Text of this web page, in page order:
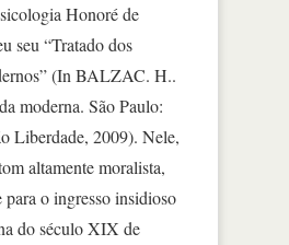
Honoré de
seu “Tratado dos
(In BALZAC. H..
moderna. São Paulo:
Liberdade, 2009). Nele,
altamente moralista,
para o ingresso insidioso
do século XIX de